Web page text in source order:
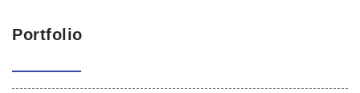
Portfolio